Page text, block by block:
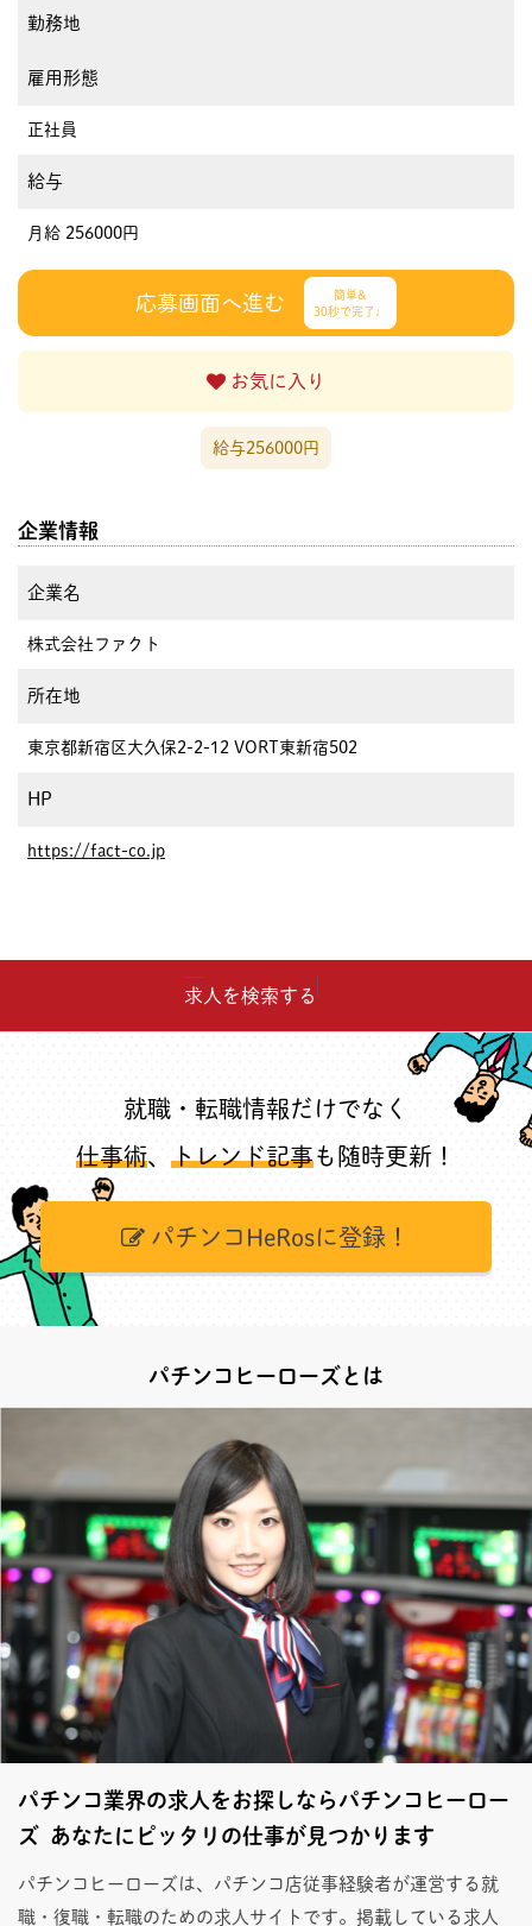
勤務地
雇用形態
正社員
給与
月給 256000円
応募画面へ進む
簡単&
30秒で完了♩
お気に入り
給与256000円
企業情報
企業名
株式会社ファクト
所在地
東京都新宿区大久保2-2-12 VORT東新宿502
HP
https://fact-co.jp
求人を検索する
就職・転職情報だけでなく
仕事術、 トレンド記事も随時更新！
パチンコHeRosに登録！
パチンコヒーローズとは
パチンコ業界の求人をお探しならパチンコヒーロー
ズ あなたにピッタリの仕事が見つかります
パチンコヒーローズは、パチンコ店従事経験者が運営する就
職・復職・転職のための求人サイトです。掲載している求人